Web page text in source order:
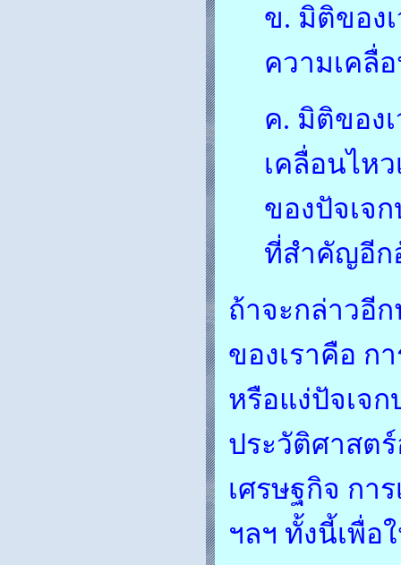
ข. มิติของ
ความเคลื่
ค. มิติของ
เคลื่อนไห
ของปัจเจ
ที่สำคัญอีก
ถ้าจะกล่าวอี
ของเราคือ ก
หรือแง่ปัจเจ
ประวัติศาสต
เศรษฐกิจ กา
ฯลฯ ทั้งนี้เพื่อ